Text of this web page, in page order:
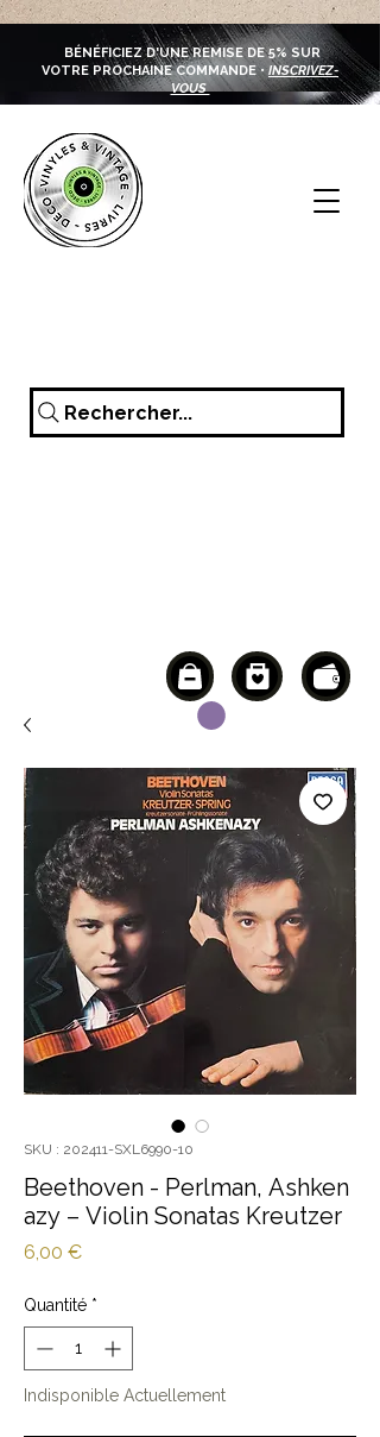
BÉNÉFICIEZ D'UNE REMISE DE 5% SUR
VOTRE PROCHAINE COMMANDE • INSCRIVEZ-
VOUS
Rechercher...
SKU : 202411-SXL6990-10
Beethoven - Perlman, Ashken
azy ‎– Violin Sonatas Kreutzer
6,00 €Prix
Quantité *
Indisponible Actuellement